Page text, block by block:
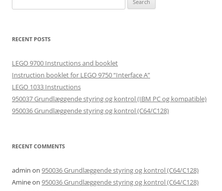
for:
RECENT POSTS
LEGO 9700 Instructions and booklet
Instruction booklet for LEGO 9750 “Interface A”
LEGO 1033 Instructions
950037 Grundlæggende styring og kontrol (IBM PC og kompatible)
950036 Grundlæggende styring og kontrol (C64/C128)
RECENT COMMENTS
admin on 950036 Grundlæggende styring og kontrol (C64/C128)
Amineon 950036 Grundlæggende styring og kontrol (C64/C128)